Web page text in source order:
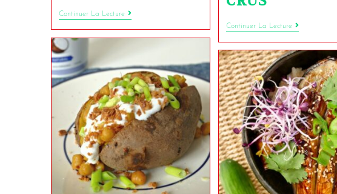
Continuer La Lecture
Continuer La Lecture